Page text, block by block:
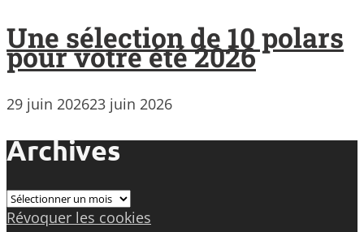
Une sélection de 10 polars
pour votre été 2026
29 juin 202623 juin 2026
Archives
Archives
Révoquer les cookies